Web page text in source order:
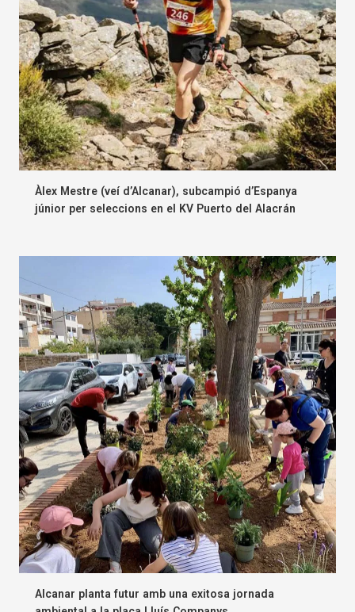
Àlex Mestre (veí d’Alcanar), subcampió d’Espanya
júnior per seleccions en el KV Puerto del Alacrán
Alcanar planta futur amb una exitosa jornada